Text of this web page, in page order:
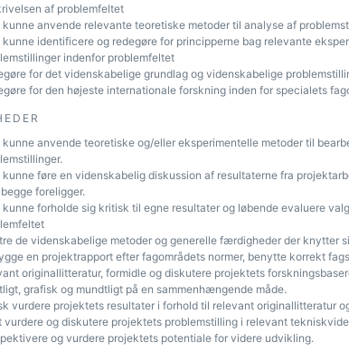
af problemfeltet
kunne anvende relevante teoretiske metoder til analyse af
kunne identificere og redegøre for principperne bag relevante
indenfor problemfeltet
for det videnskabelige grundlag og videnskabelige
for den højeste internationale forskning inden for specialets
kunne anvende teoretiske og/eller eksperimentelle metoder til
kunne føre en videnskabelig diskussion af resultaterne fra
foreligger.
kunne forholde sig kritisk til egne resultater og løbende evaluere
de videnskabelige metoder og generelle færdigheder der knytter
en projektrapport efter fagområdets normer, benytte korrekt
originallitteratur, formidle og diskutere projektets
grafisk og mundtligt på en sammenhængende måde.
vurdere projektets resultater i forhold til relevant originallitteratur
vurdere og diskutere projektets problemstilling i relevant
og vurdere projektets potentiale for videre udvikling.